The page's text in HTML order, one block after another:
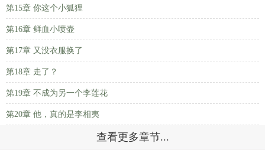
第15章 你这个小狐狸
第16章 鲜血小喷壶
第17章 又没衣服换了
第18章 走了？
第19章 不成为另一个李莲花
第20章 他，真的是李相夷
查看更多章节...